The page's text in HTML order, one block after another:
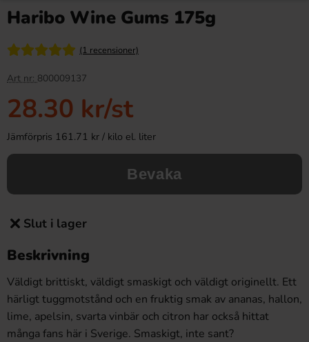
Haribo Wine Gums 175g
(1 recensioner)
Art nr: 800009137
28.30 kr/st
Jämförpris 161.71 kr / kilo el. liter
Bevaka
Slut i lager
Beskrivning
Väldigt brittiskt, väldigt smaskigt och väldigt originellt. Ett
härligt tuggmotstånd och en fruktig smak av ananas, hallon,
lime, apelsin, svarta vinbär och citron har också hittat
många fans här i Sverige. Smaskigt, inte sant?